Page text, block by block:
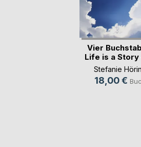
Vier
Life is a Story
Stefanie
18,00 €